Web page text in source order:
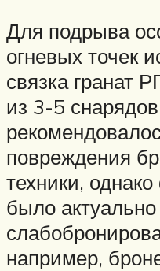
Для подрыва
огневых точек
связка гранат
из 3-5
повреждения
техники,
было
например,